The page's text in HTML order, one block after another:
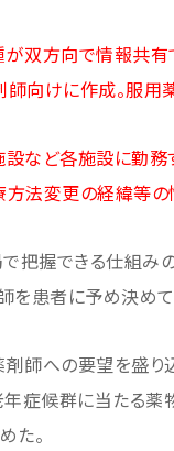
が双方向で情報共
師向けに作成。服
設など各施設に勤
方法変更の経緯等
把握できる仕組み
を患者に予め決め
剤師への要望を盛
症候群に当たる
た。